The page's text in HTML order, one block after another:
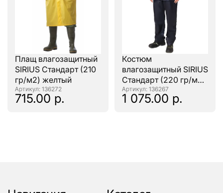
Плащ влагозащитный
SIRIUS Стандарт (210
гр/м2) желтый
: 136272
715.00 р.
Костюм
влагозащитный SIRIUS
Стандарт (220 гр/м2)
синий : 136267
1 075.00 р.